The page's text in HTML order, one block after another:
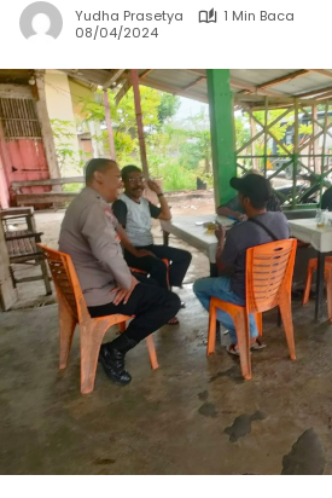
Yudha Prasetya
1 Min Baca
08/04/2024